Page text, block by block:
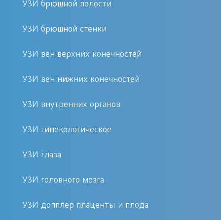
назначения профильного
специалиста, позволяя осуществить
позволяла увидеть только плоский
формат картинки, не имеющей
двухмерным пространственным
инновационных разработок и
постоянного развития способа
УЗИ брюшной полости
УЗИ брюшной стенки
УЗИ вен верхних конечностей
УЗИ вен нижних конечностей
УЗИ внутренних органов
УЗИ гинекологическое
УЗИ глаза
УЗИ головного мозга
УЗИ допплер плаценты и плода